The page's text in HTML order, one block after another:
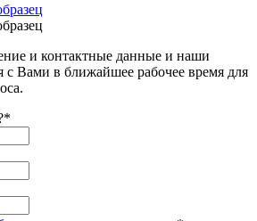
и контактные данные и наши
с Вами в ближайшее рабочее время для
*